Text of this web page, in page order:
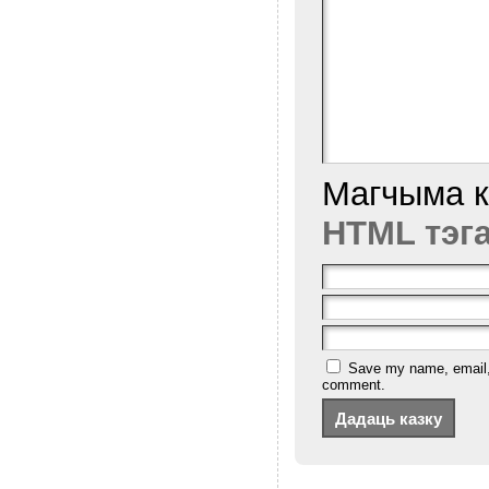
Магчыма
HTML
Save my name,
comment.